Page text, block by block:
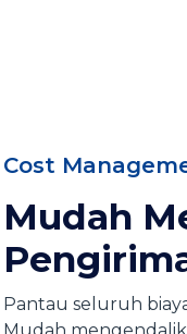
Cost
Mudah
Pantau seluruh